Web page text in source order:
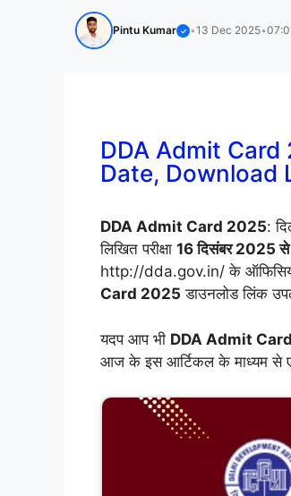
Pintu Kumar ✓ •13 Dec 2025•
DDA Admit
Date, Download
DDA Admit Card 2025:
लिखित परीक्षा 16 दिसंबर 2025
http://dda.gov.in/ के
Card 2025 डाउनलोड लिंक
यदप आप भी DDA Admit
आज के इस आर्टिकल के माध्यम से